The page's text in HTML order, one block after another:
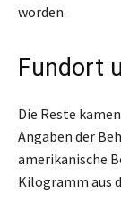
worden.
Fundort
Die Reste
Angaben der
amerikanische
Kilogramm aus